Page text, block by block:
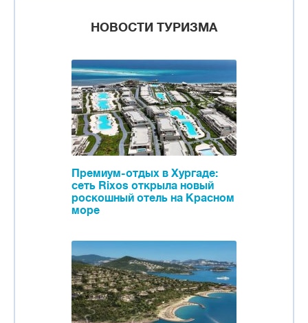
НОВОСТИ ТУРИЗМА
Премиум-отдых в Хургаде:
сеть Rixos открыла новый
роскошный отель на Красном
море